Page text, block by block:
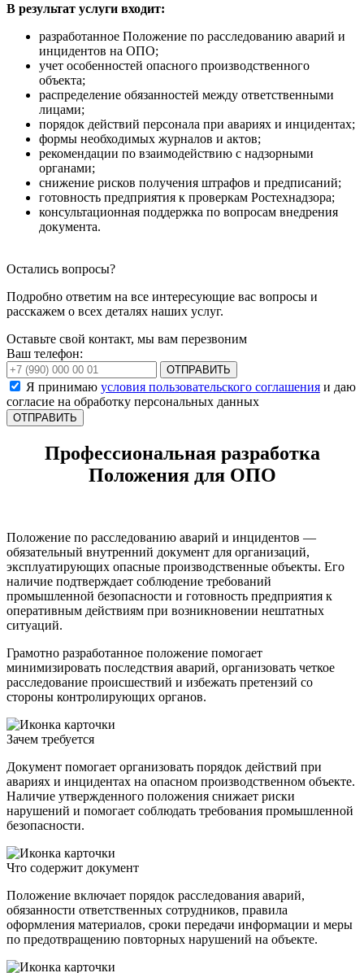
В результат услуги входит:
разработанное Положение по расследованию аварий и
инцидентов на ОПО;
учет особенностей опасного производственного
объекта;
распределение обязанностей между ответственными
лицами;
порядок действий персонала при авариях и инцидентах;
формы необходимых журналов и актов;
рекомендации по взаимодействию с надзорными
органами;
снижение рисков получения штрафов и предписаний;
готовность предприятия к проверкам Ростехнадзора;
консультационная поддержка по вопросам внедрения
документа.
Остались вопросы?
Подробно ответим на все интересующие вас вопросы и
расскажем о всех деталях наших услуг.
Оставьте свой контакт, мы вам перезвоним
Ваш телефон:
ОТПРАВИТЬ
Я принимаю условия пользовательского соглашения и даю
согласие на обработку персональных данных
Профессиональная разработка
Положения для ОПО
Положение по расследованию аварий и инцидентов —
обязательный внутренний документ для организаций,
эксплуатирующих опасные производственные объекты. Его
наличие подтверждает соблюдение требований
промышленной безопасности и готовность предприятия к
оперативным действиям при возникновении нештатных
ситуаций.
Грамотно разработанное положение помогает
минимизировать последствия аварий, организовать четкое
расследование происшествий и избежать претензий со
стороны контролирующих органов.
Зачем требуется
Документ помогает организовать порядок действий при
авариях и инцидентах на опасном производственном объекте.
Наличие утвержденного положения снижает риски
нарушений и помогает соблюдать требования промышленной
безопасности.
Что содержит документ
Положение включает порядок расследования аварий,
обязанности ответственных сотрудников, правила
оформления материалов, сроки передачи информации и меры
по предотвращению повторных нарушений на объекте.